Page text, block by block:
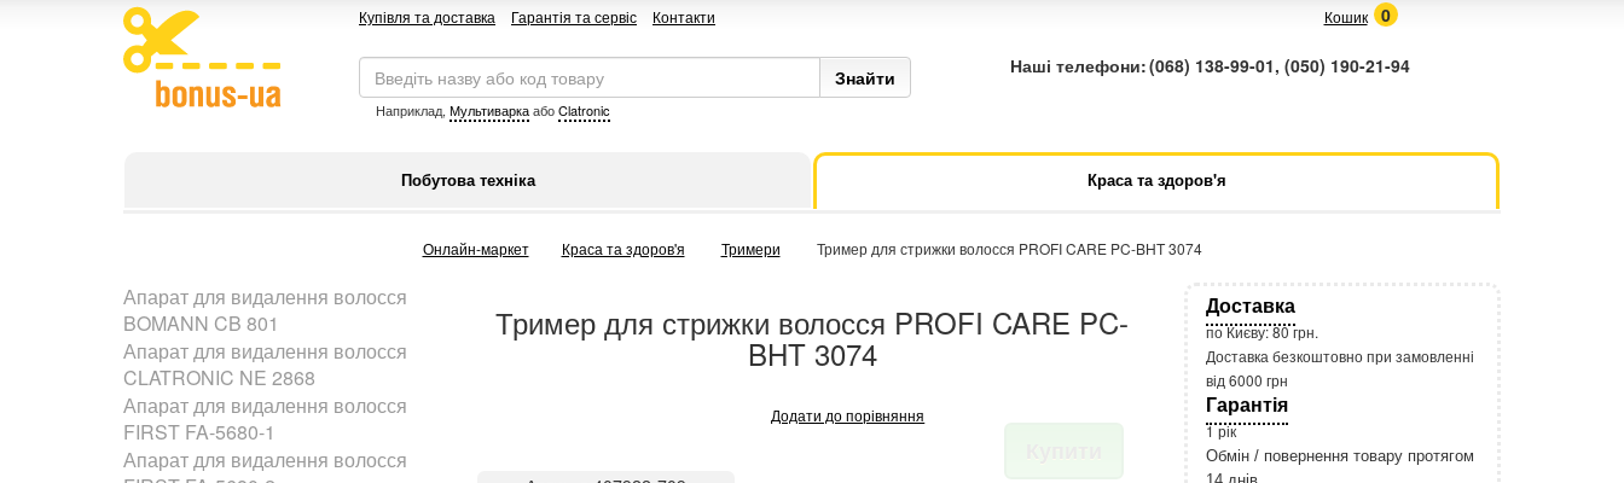
Купівля та доставка Гарантія та сервіс Контакти Кошик 0
Наприклад, МультиваркаабоClatronic
Наші телефони:(068) 138-99-01, (050) 190-21-94
Побутова техніка Краса та здоров'я
Онлайн-маркет Краса та здоров'я Тримери Тример для стрижки волосся PROFI CARE PC-BHT 3074
Апарат для видалення волосся
BOMANN CB 801
Апарат для видалення волосся
CLATRONIC NE 2868
Апарат для видалення волосся
FIRST FA-5680-1
Апарат для видалення волосся
Тример для стрижки волосся PROFI CARE PC-
BHT 3074
Додати до порівняння
Доставка
по Києву: 80 грн.
Доставка безкоштовно при замовленні
від 6000 грн
Гарантія
1 рік
Обмін / повернення товару протягом